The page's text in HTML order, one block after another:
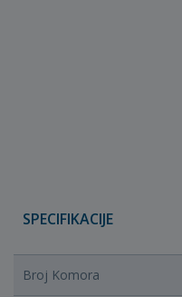
SPECIFIKACIJE
Broj Komora